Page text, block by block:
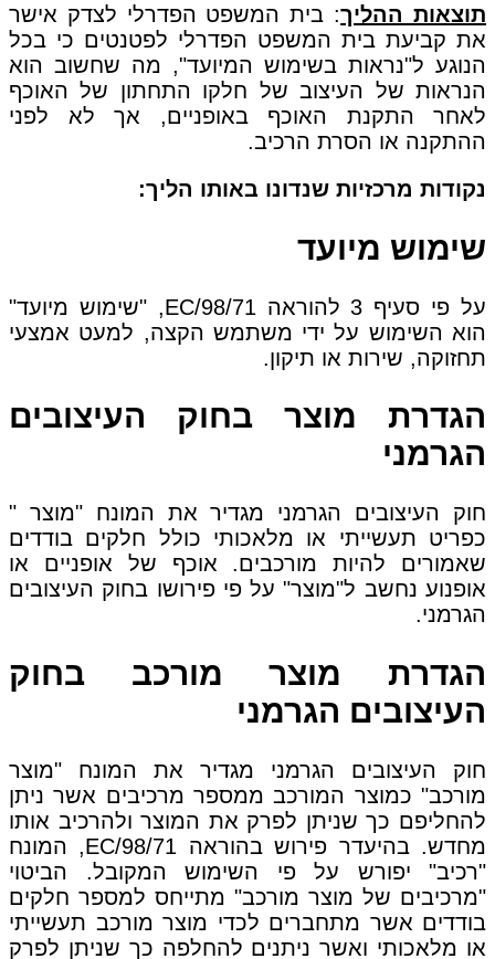
תוצאות ההליך: בית המשפט הפדרלי לצדק אישר
את קביעת בית המשפט הפדרלי לפטנטים כי בכל
הנוגע ל"נראות בשימוש המיועד", מה שחשוב הוא
הנראות של העיצוב של חלקו התחתון של האוכף
לאחר התקנת האוכף באופניים, אך לא לפני
ההתקנה או הסרת הרכיב.
נקודות מרכזיות שנדונו באותו הליך:
שימוש מיועד
על פי סעיף 3 להוראה 98/71/EC, "שימוש מיועד"
הוא השימוש על ידי משתמש הקצה, למעט אמצעי
תחזוקה, שירות או תיקון.
הגדרת מוצר בחוק העיצובים
הגרמני
חוק העיצובים הגרמני מגדיר את המונח "מוצר "
כפריט תעשייתי או מלאכותי כולל חלקים בודדים
שאמורים להיות מורכבים. אוכף של אופניים או
אופנוע נחשב ל"מוצר" על פי פירושו בחוק העיצובים
הגרמני.
הגדרת מוצר מורכב בחוק
העיצובים הגרמני
חוק העיצובים הגרמני מגדיר את המונח "מוצר
מורכב" כמוצר המורכב ממספר מרכיבים אשר ניתן
להחליפם כך שניתן לפרק את המוצר ולהרכיב אותו
מחדש. בהיעדר פירוש בהוראה 98/71/EC, המונח
"רכיב" יפורש על פי השימוש המקובל. הביטוי
"מרכיבים של מוצר מורכב" מתייחס למספר חלקים
בודדים אשר מתחברים לכדי מוצר מורכב תעשייתי
או מלאכותי ואשר ניתנים להחלפה כך שניתן לפרק